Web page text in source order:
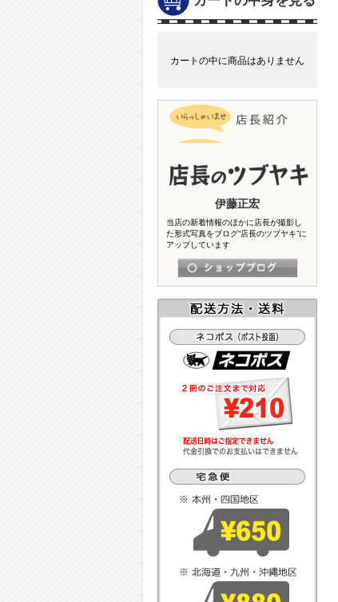
カートの中に商品はありません
伊藤正宏
当店の新着情報のほかに店長が撮影し
た形式写真をブログ“店長のツブヤキ”に
アップしています